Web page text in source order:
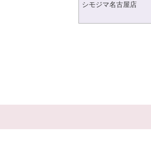
シモジマ名古屋店